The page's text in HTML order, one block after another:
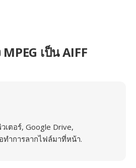
เป็น AIFF
เตอร์, Google Drive,
ทำการลากไฟล์มาที่หน้า.